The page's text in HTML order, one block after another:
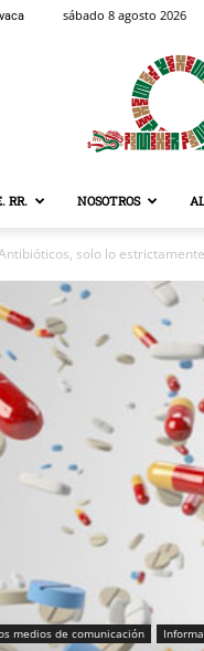
sábado 8 agosto 2026
RR. NOSOTROS
solo lo
medios de comunicación